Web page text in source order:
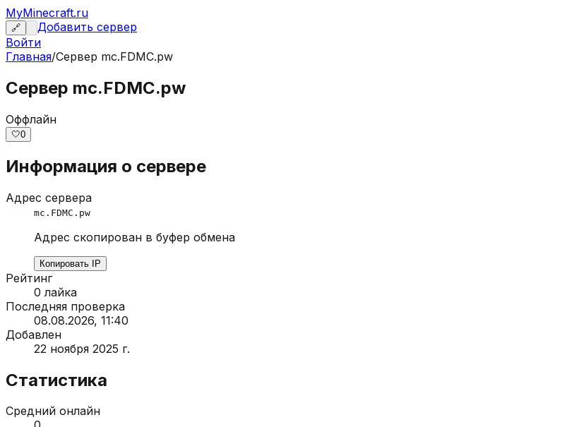
MyMinecraft.ru
🔗
Добавить сервер
Войти
Главная/Сервер mc.FDMC.pw
Сервер mc.FDMC.pw
Оффлайн
🤍0
Информация о сервере
Адрес сервера
mc.FDMC.pw
Адрес скопирован в буфер обмена
Копировать IP
Рейтинг
0 лайка
Последняя проверка
08.08.2026, 11:40
Добавлен
22 ноября 2025 г.
Статистика
Средний онлайн